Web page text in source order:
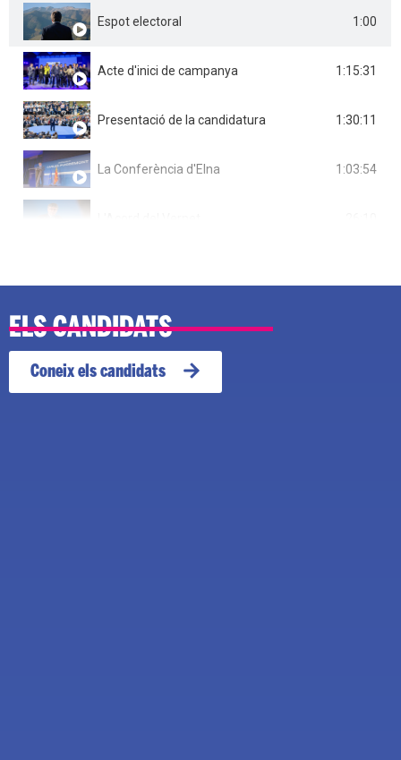
Espot electoral 1:00
Acte d'inici de campanya 1:15:31
Presentació de la candidatura 1:30:11
La Conferència d'Elna 1:03:54
ELS CANDIDATS
Coneix els candidats